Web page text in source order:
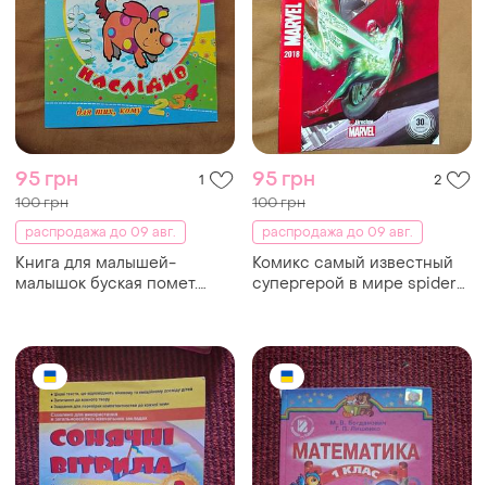
95 грн 1
100 грн
распродажа до 09 авг.
Книга для малышей-
малышок буская помет.
95 грн 2
100 грн
распродажа до 09 авг.
Комикс самый известный
супергерой в мире spider-
4. marvel comics 2018